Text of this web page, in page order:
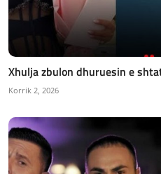
Xhulja zbulon dhuruesin e
Korrik 2, 2026